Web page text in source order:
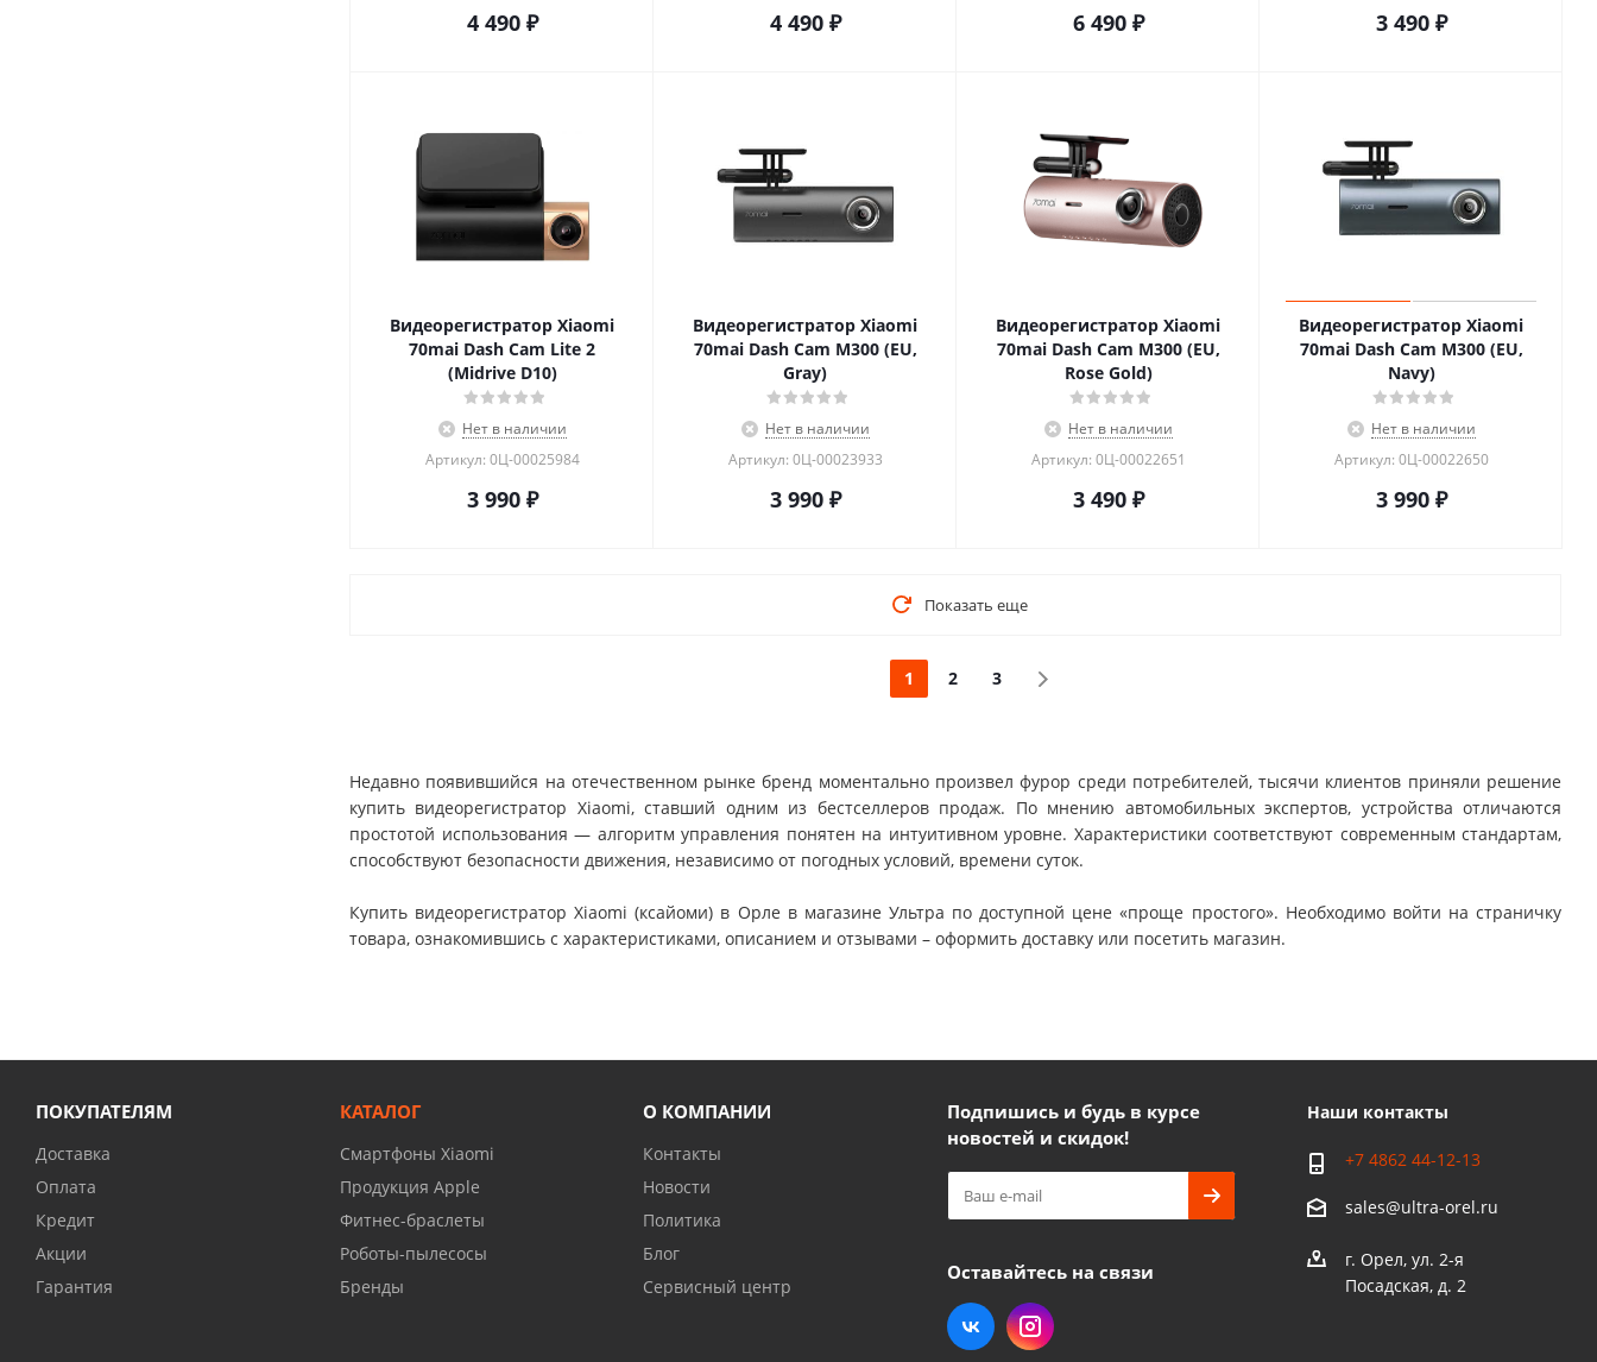
4 490₽ 4 490₽ 6 490₽ 3 490₽
Видеорегистратор Xiaomi
70mai Dash Cam Lite 2
(Midrive D10)
Нет в наличии
Артикул: 0Ц-00025984
3 990₽
Видеорегистратор Xiaomi
70mai Dash Cam M300 (EU,
Gray)
Нет в наличии
Артикул: 0Ц-00023933
3 990₽
Видеорегистратор Xiaomi
70mai Dash Cam M300 (EU,
Rose Gold)
Нет в наличии
Артикул: 0Ц-00022651
3 490₽
Видеорегистратор Xiaomi
70mai Dash Cam M300 (EU,
Navy)
Нет в наличии
Артикул: 0Ц-00022650
3 990₽
Показать еще
1 2 3
Недавно появившийся на отечественном рынке бренд моментально произвел фурор среди потребителей, тысячи клиентов приняли решение
купить видеорегистратор Xiaomi, ставший одним из бестселлеров продаж. По мнению автомобильных экспертов, устройства отличаются
простотой использования — алгоритм управления понятен на интуитивном уровне. Характеристики соответствуют современным стандартам,
способствуют безопасности движения, независимо от погодных условий, времени суток.
Купить видеорегистратор Xiaomi (ксайоми) в Орле в магазине Ультра по доступной цене «проще простого». Необходимо войти на страничку
товара, ознакомившись с характеристиками, описанием и отзывами – оформить доставку или посетить магазин.
ПОКУПАТЕЛЯМ
Доставка
Оплата
Кредит
Акции
Гарантия
КАТАЛОГ
Смартфоны Xiaomi
Продукция Apple
Фитнес-браслеты
Роботы-пылесосы
Бренды
О КОМПАНИИ
Контакты
Новости
Политика
Блог
Сервисный центр
Подпишись и будь в курсе
новостей и скидок!
Оставайтесь на связи
Наши контакты
+7 4862 44-12-13
sales@ultra-orel.ru
г. Орел, ул. 2-я
Посадская, д. 2